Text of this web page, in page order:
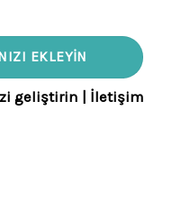
EKLEYIN
geliştirin İletişim